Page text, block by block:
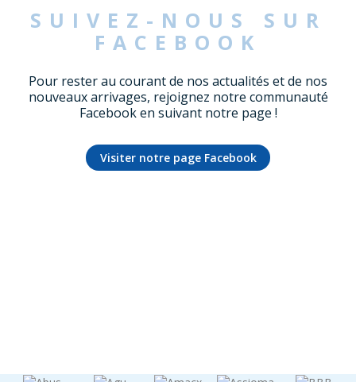
SUIVEZ-NOUS SUR
FACEBOOK
Pour rester au courant de nos actualités et de nos
nouveaux arrivages, rejoignez notre communauté
Facebook en suivant notre page !
Visiter notre page Facebook